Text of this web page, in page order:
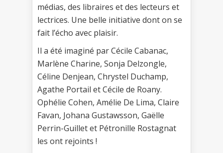
médias, des libraires et des lecteurs et
lectrices. Une belle initiative dont on se
fait l’écho avec plaisir.
Il a été imaginé par Cécile Cabanac,
Marlène Charine, Sonja Delzongle,
Céline Denjean, Chrystel Duchamp,
Agathe Portail et Cécile de Roany.
Ophélie Cohen, Amélie De Lima, Claire
Favan, Johana Gustawsson, Gaëlle
Perrin-Guillet et Pétronille Rostagnat
les ont rejoints !